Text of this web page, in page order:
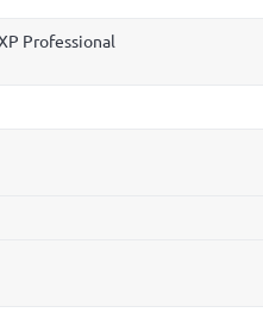
Professional